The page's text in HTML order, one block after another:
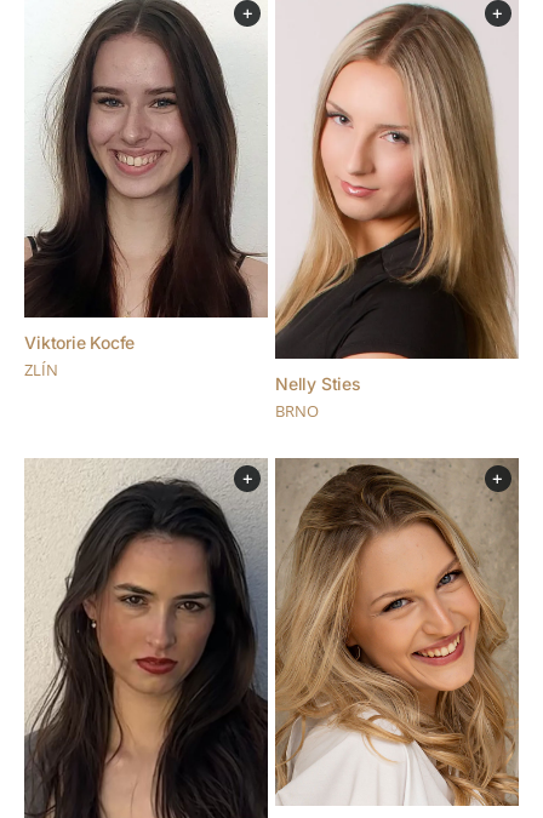
+
Viktorie Kocfe
ZLÍN
+
Nelly Sties
BRNO
+ +